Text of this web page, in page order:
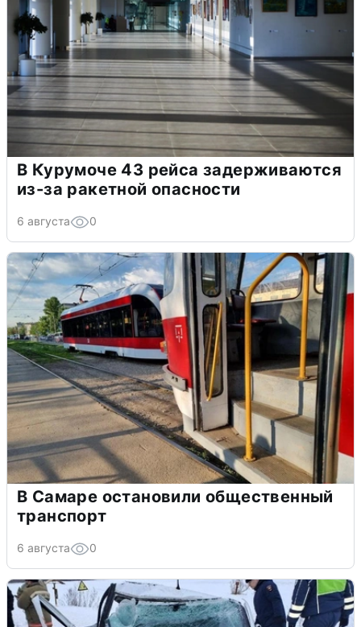
В Курумоче 43 рейса задерживаются
из-за ракетной опасности
6 августа 0
В Самаре остановили общественный
транспорт
6 августа 0